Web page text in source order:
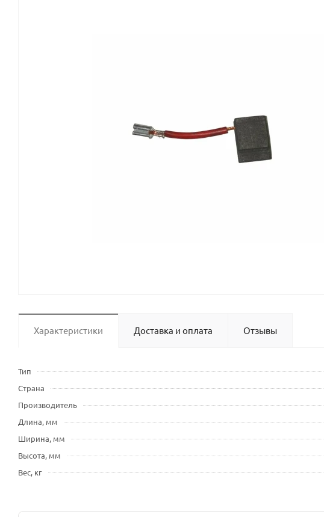
Характеристики Доставка и оплата Отзывы
Тип
Страна
Производитель
Длина, мм
Ширина, мм
Высота, мм
Вес, кг